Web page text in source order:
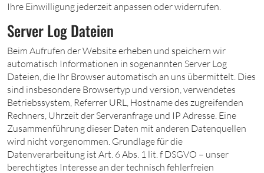
Ihre Einwilligung jederzeit anpassen oder widerrufen.
Server Log Dateien
Beim Aufrufen der Website erheben und speichern wir
automatisch Informationen in sogenannten Server Log
Dateien, die Ihr Browser automatisch an uns übermittelt. Dies
sind insbesondere Browsertyp und version, verwendetes
Betriebssystem, Referrer URL, Hostname des zugreifenden
Rechners, Uhrzeit der Serveranfrage und IP Adresse. Eine
Zusammenführung dieser Daten mit anderen Datenquellen
wird nicht vorgenommen. Grundlage für die
Datenverarbeitung ist Art. 6 Abs. 1 lit. f DSGVO – unser
berechtigtes Interesse an der technisch fehlerfreien